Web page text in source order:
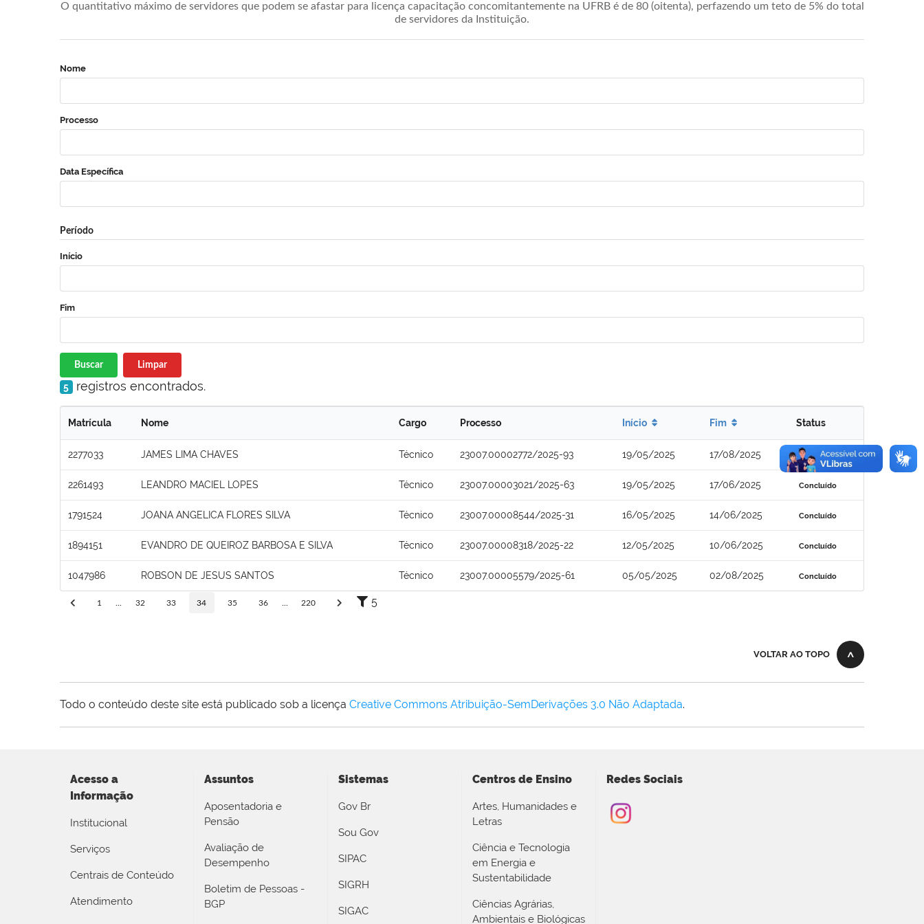
O quantitativo máximo de servidores que podem se afastar para licença capacitação concomitantemente na UFRB é de 80 (oitenta), perfazendo um teto de 5% do total
de servidores da Instituição.
Nome
Processo
Data Específica
Período
Início
Fim
Buscar Limpar
5 registros encontrados.
Matrícula Nome Cargo Processo Início Fim Status
2277033 JAMES LIMA CHAVES Técnico 23007.00002772/2025-93 19/05/2025 17/08/2025 Concluído
2261493 LEANDRO MACIEL LOPES Técnico 23007.00003021/2025-63 19/05/2025 17/06/2025 Concluído
1791524 JOANA ANGELICA FLORES SILVA Técnico 23007.00008544/2025-31 16/05/2025 14/06/2025 Concluído
1894151 EVANDRO DE QUEIROZ BARBOSA E SILVA Técnico 23007.00008318/2025-22 12/05/2025 10/06/2025 Concluído
1047986 ROBSON DE JESUS SANTOS Técnico 23007.00005579/2025-61 05/05/2025 02/08/2025 Concluído
1 32 33 34 35 36 220 5
VOLTAR AO TOPO
Todo o conteúdo deste site está publicado sob a licença Creative Commons Atribuição-SemDerivações 3.0 Não Adaptada.
Acesso a
Informação
Institucional
Serviços
Centrais de Conteúdo
Atendimento
Assuntos
Aposentadoria e
Pensão
Avaliação de
Desempenho
Boletim de Pessoas -
BGP
Sistemas
Gov Br
Sou Gov
SIPAC
SIGRH
SIGAC
Centros de Ensino
Artes, Humanidades e
Letras
Ciência e Tecnologia
em Energia e
Sustentabilidade
Ciências Agrárias,
Ambientais e Biológicas
Redes Sociais